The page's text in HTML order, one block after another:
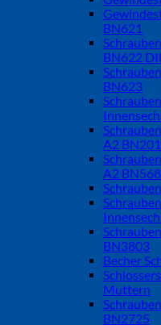
BN621
BN622
BN623
A2
A2
BN3803
Becher
Muttern
BN2725